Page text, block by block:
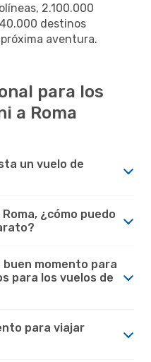
2.100.000
destinos
aventura.
para los
a Roma
un vuelo de
¿cómo puedo
momento para
para los vuelos de
para viajar